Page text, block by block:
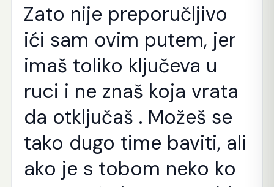
Zato nije preporučljivo
ići sam ovim putem, jer
imaš toliko ključeva u
ruci i ne znaš koja vrata
da otključaš . Možeš se
tako dugo time baviti, ali
ako je s tobom neko ko